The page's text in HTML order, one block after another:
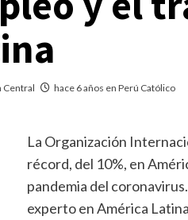
Central hace 6 años en Perú Católico
La Organización
récord, del 10%, en
pandemia del
experto en América